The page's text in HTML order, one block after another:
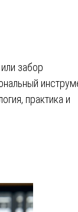
забор
практика и